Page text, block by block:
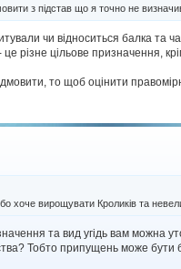
з підстав що я точно не
чи вiдноситься балка та
рiзне цiльове призначення,
то щоб оцiнити
хоче вирощувати Кроликів та
та вид угiдь вам можна
Тобто припущень може